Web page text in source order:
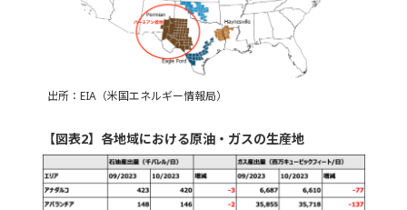
出所：EIA（米国エネルギー情報局）
【図表2】各地域における原油・ガスの生産地